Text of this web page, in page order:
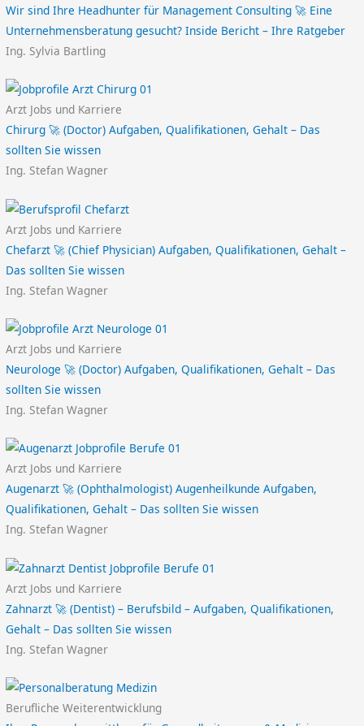
Wir sind Ihre Headhunter für Management Consulting 🚀 Eine
Unternehmensberatung gesucht? Inside Bericht – Ihre Ratgeber
Ing. Sylvia Bartling
Arzt Jobs und Karriere
Chirurg 🚀 (Doctor) Aufgaben, Qualifikationen, Gehalt – Das
sollten Sie wissen
Ing. Stefan Wagner
Arzt Jobs und Karriere
Chefarzt 🚀 (Chief Physician) Aufgaben, Qualifikationen, Gehalt –
Das sollten Sie wissen
Ing. Stefan Wagner
Arzt Jobs und Karriere
Neurologe 🚀 (Doctor) Aufgaben, Qualifikationen, Gehalt – Das
sollten Sie wissen
Ing. Stefan Wagner
Arzt Jobs und Karriere
Augenarzt 🚀 (Ophthalmologist) Augenheilkunde Aufgaben,
Qualifikationen, Gehalt – Das sollten Sie wissen
Ing. Stefan Wagner
Arzt Jobs und Karriere
Zahnarzt 🚀 (Dentist) – Berufsbild – Aufgaben, Qualifikationen,
Gehalt – Das sollten Sie wissen
Ing. Stefan Wagner
Berufliche Weiterentwicklung